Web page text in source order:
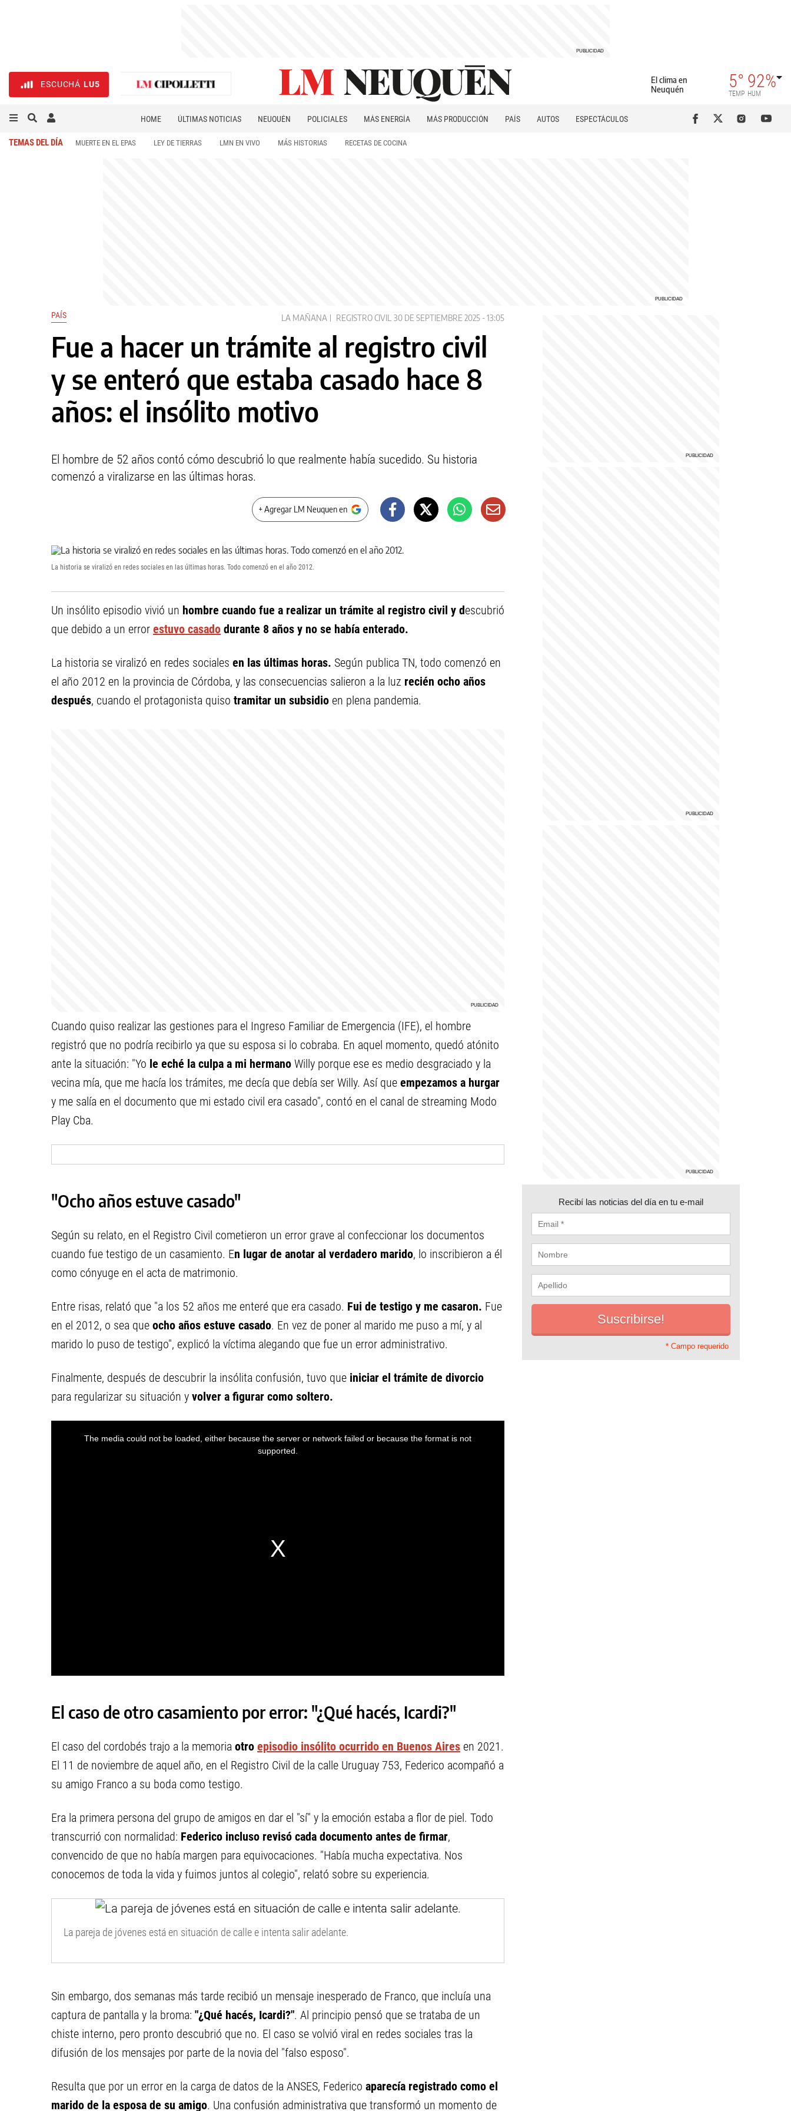
ESCUCHÁ LU5
El clima en
Neuquén
5°
TEMP
92%
HUM
HOME ÚLTIMAS NOTICIAS NEUQUÉN POLICIALES MÁS ENERGÍA MÁS PRODUCCIÓN PAÍS AUTOS
ESPECTÁCULOS
TEMAS DEL DÍA MUERTE EN EL EPAS LEY DE TIERRAS LMN EN VIVO MÁS HISTORIAS RECETAS DE COCINA
PAÍS LA MAÑANA REGISTRO CIVIL 30 DE SEPTIEMBRE 2025 - 13:05
Fue a hacer un trámite al registro civil
y se enteró que estaba casado hace 8
años: el insólito motivo
El hombre de 52 años contó cómo descubrió lo que realmente había sucedido. Su historia
comenzó a viralizarse en las últimas horas.
+ Agregar LM Neuquen en
La historia se viralizó en redes sociales en las últimas horas. Todo comenzó en el año 2012.
Un insólito episodio vivió un hombre cuando fue a realizar un trámite al registro civil y descubrió
que debido a un error estuvo casado durante 8 años y no se había enterado.
La historia se viralizó en redes sociales en las últimas horas. Según publica TN, todo comenzó en
el año 2012 en la provincia de Córdoba, y las consecuencias salieron a la luz recién ocho años
después, cuando el protagonista quiso tramitar un subsidio en plena pandemia.
Cuando quiso realizar las gestiones para el Ingreso Familiar de Emergencia (IFE), el hombre
registró que no podría recibirlo ya que su esposa si lo cobraba. En aquel momento, quedó atónito
ante la situación: "Yo le eché la culpa a mi hermano Willy porque ese es medio desgraciado y la
vecina mía, que me hacía los trámites, me decía que debía ser Willy. Así que empezamos a hurgar
y me salía en el documento que mi estado civil era casado", contó en el canal de streaming Modo
Play Cba.
"Ocho años estuve casado"
Según su relato, en el Registro Civil cometieron un error grave al confeccionar los documentos
cuando fue testigo de un casamiento. En lugar de anotar al verdadero marido, lo inscribieron a él
como cónyuge en el acta de matrimonio.
Entre risas, relató que "a los 52 años me enteré que era casado. Fui de testigo y me casaron. Fue
en el 2012, o sea que ocho años estuve casado. En vez de poner al marido me puso a mí, y al
marido lo puso de testigo", explicó la víctima alegando que fue un error administrativo.
Finalmente, después de descubrir la insólita confusión, tuvo que iniciar el trámite de divorcio
para regularizar su situación y volver a figurar como soltero.
El caso de otro casamiento por error: "¿Qué hacés, Icardi?"
El caso del cordobés trajo a la memoria otro episodio insólito ocurrido en Buenos Aires en 2021.
El 11 de noviembre de aquel año, en el Registro Civil de la calle Uruguay 753, Federico acompañó a
su amigo Franco a su boda como testigo.
Era la primera persona del grupo de amigos en dar el "sí" y la emoción estaba a flor de piel. Todo
transcurrió con normalidad: Federico incluso revisó cada documento antes de firmar,
convencido de que no había margen para equivocaciones. "Había mucha expectativa. Nos
conocemos de toda la vida y fuimos juntos al colegio", relató sobre su experiencia.
La pareja de jóvenes está en situación de calle e intenta salir adelante.
Sin embargo, dos semanas más tarde recibió un mensaje inesperado de Franco, que incluía una
captura de pantalla y la broma: "¿Qué hacés, Icardi?". Al principio pensó que se trataba de un
chiste interno, pero pronto descubrió que no. El caso se volvió viral en redes sociales tras la
difusión de los mensajes por parte de la novia del "falso esposo".
Resulta que por un error en la carga de datos de la ANSES, Federico aparecía registrado como el
marido de la esposa de su amigo. Una confusión administrativa que transformó un momento de
Recibí las noticias del día en tu e-mail
* Campo requerido